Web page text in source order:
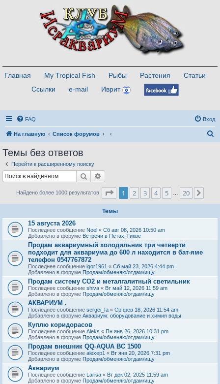
Главная My Tropical Fish Рыбы Растения
Статьи
Ссылки
e-mail Иврит
FAQ Вход
На главную Список форумов
Темы без ответов
Перейти к расширенному поиску
Поиск
Найдено более 1000 результатов Страница1 из
1 2 3 4 5 20
Темы
15 августа 2026
Последнее сообщение Noel « Сб авг 08, 2026 10:50 am
Добавлено в форуме Встречи в Петах-Тикве
Продам аквариумный холодильник три четверти
подходит для аквариума до 600 л находится в бат-яме
телефон 0547767872
Последнее сообщение igor1961 « Сб май 23, 2026 4:44 pm
Добавлено в форуме Продам/обменяю/отдам/ищу
Продам систему СО2 и металгалитный светильник
Последнее сообщение shiva « Вт май 12, 2026 11:59 am
Добавлено в форуме Продам/обменяю/отдам/ищу
АКВАРИУМ .
Последнее сообщение sergei_fa « Ср фев 18, 2026 11:54 am
Добавлено в форуме Аквариум: оборудование и химия воды
Куплю коридорасов
Последнее сообщение Aleks « Пн янв 26, 2026 10:31 pm
Добавлено в форуме Продам/обменяю/отдам/ищу
Продам внешник QQ-AQUA BC 1500
Последнее сообщение alexep1 « Вт янв 20, 2026 7:31 pm
Добавлено в форуме Продам/обменяю/отдам/ищу
Аквариум
Последнее сообщение Larisa « Вт дек 02, 2025 11:59 am
Добавлено в форуме Продам/обменяю/отдам/ищу